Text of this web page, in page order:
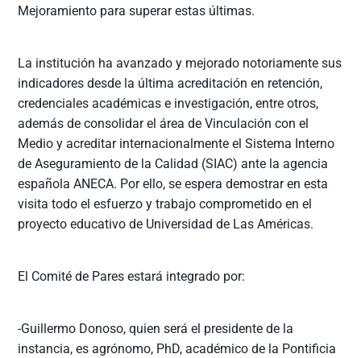
Mejoramiento para superar estas últimas.
La institución ha avanzado y mejorado notoriamente sus
indicadores desde la última acreditación en retención,
credenciales académicas e investigación, entre otros,
además de consolidar el área de Vinculación con el
Medio y acreditar internacionalmente el Sistema Interno
de Aseguramiento de la Calidad (SIAC) ante la agencia
española ANECA. Por ello, se espera demostrar en esta
visita todo el esfuerzo y trabajo comprometido en el
proyecto educativo de Universidad de Las Américas.
El Comité de Pares estará integrado por:
-Guillermo Donoso, quien será el presidente de la
instancia, es agrónomo, PhD, académico de la Pontificia